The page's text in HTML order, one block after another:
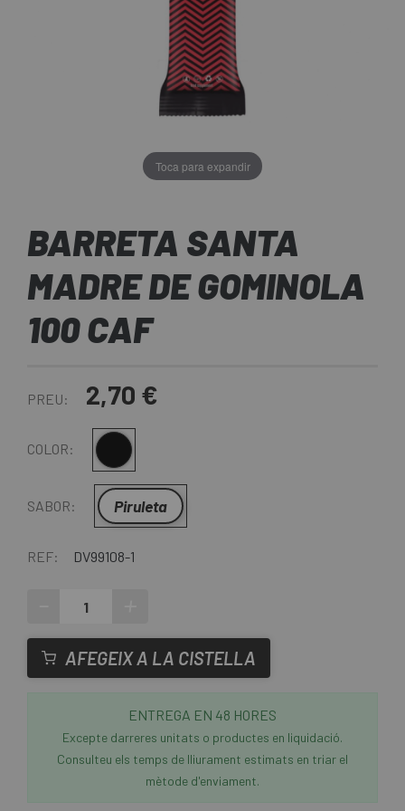
Toca para expandir
BARRETA SANTA
MADRE DE GOMINOLA
100 CAF
PREU: 2,70 €
COLOR: Multi
SABOR: Piruleta
REF: DV99108-1
AFEGEIX A LA CISTELLA
ENTREGA EN 48 HORES
Excepte darreres unitats o productes en liquidació.
Consulteu els temps de lliurament estimats en triar el
mètode d'enviament.